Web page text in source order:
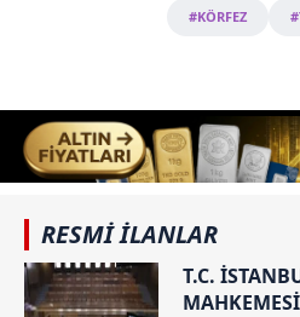
#KÖRFEZ
RESMİ İLANLAR
T.C.